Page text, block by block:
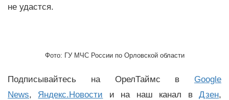
не удастся.
Фото: ГУ МЧС России по Орловской области
Подписывайтесь на ОрелТаймс в Google
News, Яндекс.Новости и на наш канал вДзен,